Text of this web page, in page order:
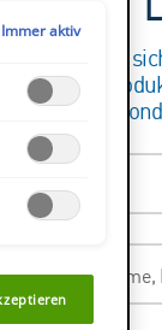
87, LEER,
49, Weinheim,
Apotheke OHG/
Melden Sie
neuen
Tipps und
Vorname
Immer aktiv